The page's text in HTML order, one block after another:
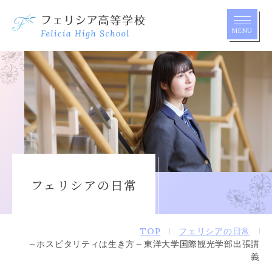
MENU
アクセス
ワクワクの種
学校案内
学校生活
フェリシアの日常
TOP
フェリシアの日常
～ホスピタリティは生き方～東洋大学国際観光学部出張講
義